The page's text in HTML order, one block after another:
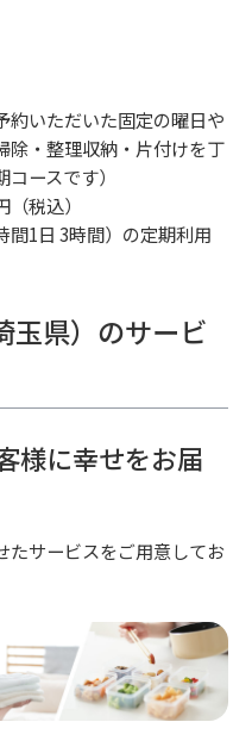
約いただいた固定の曜日や
除・整理収納・片付けを丁
ースです）
税込）
間1日 3時間）の定期利用
玉県）のサービ
様に幸せをお届
たサービスをご用意してお